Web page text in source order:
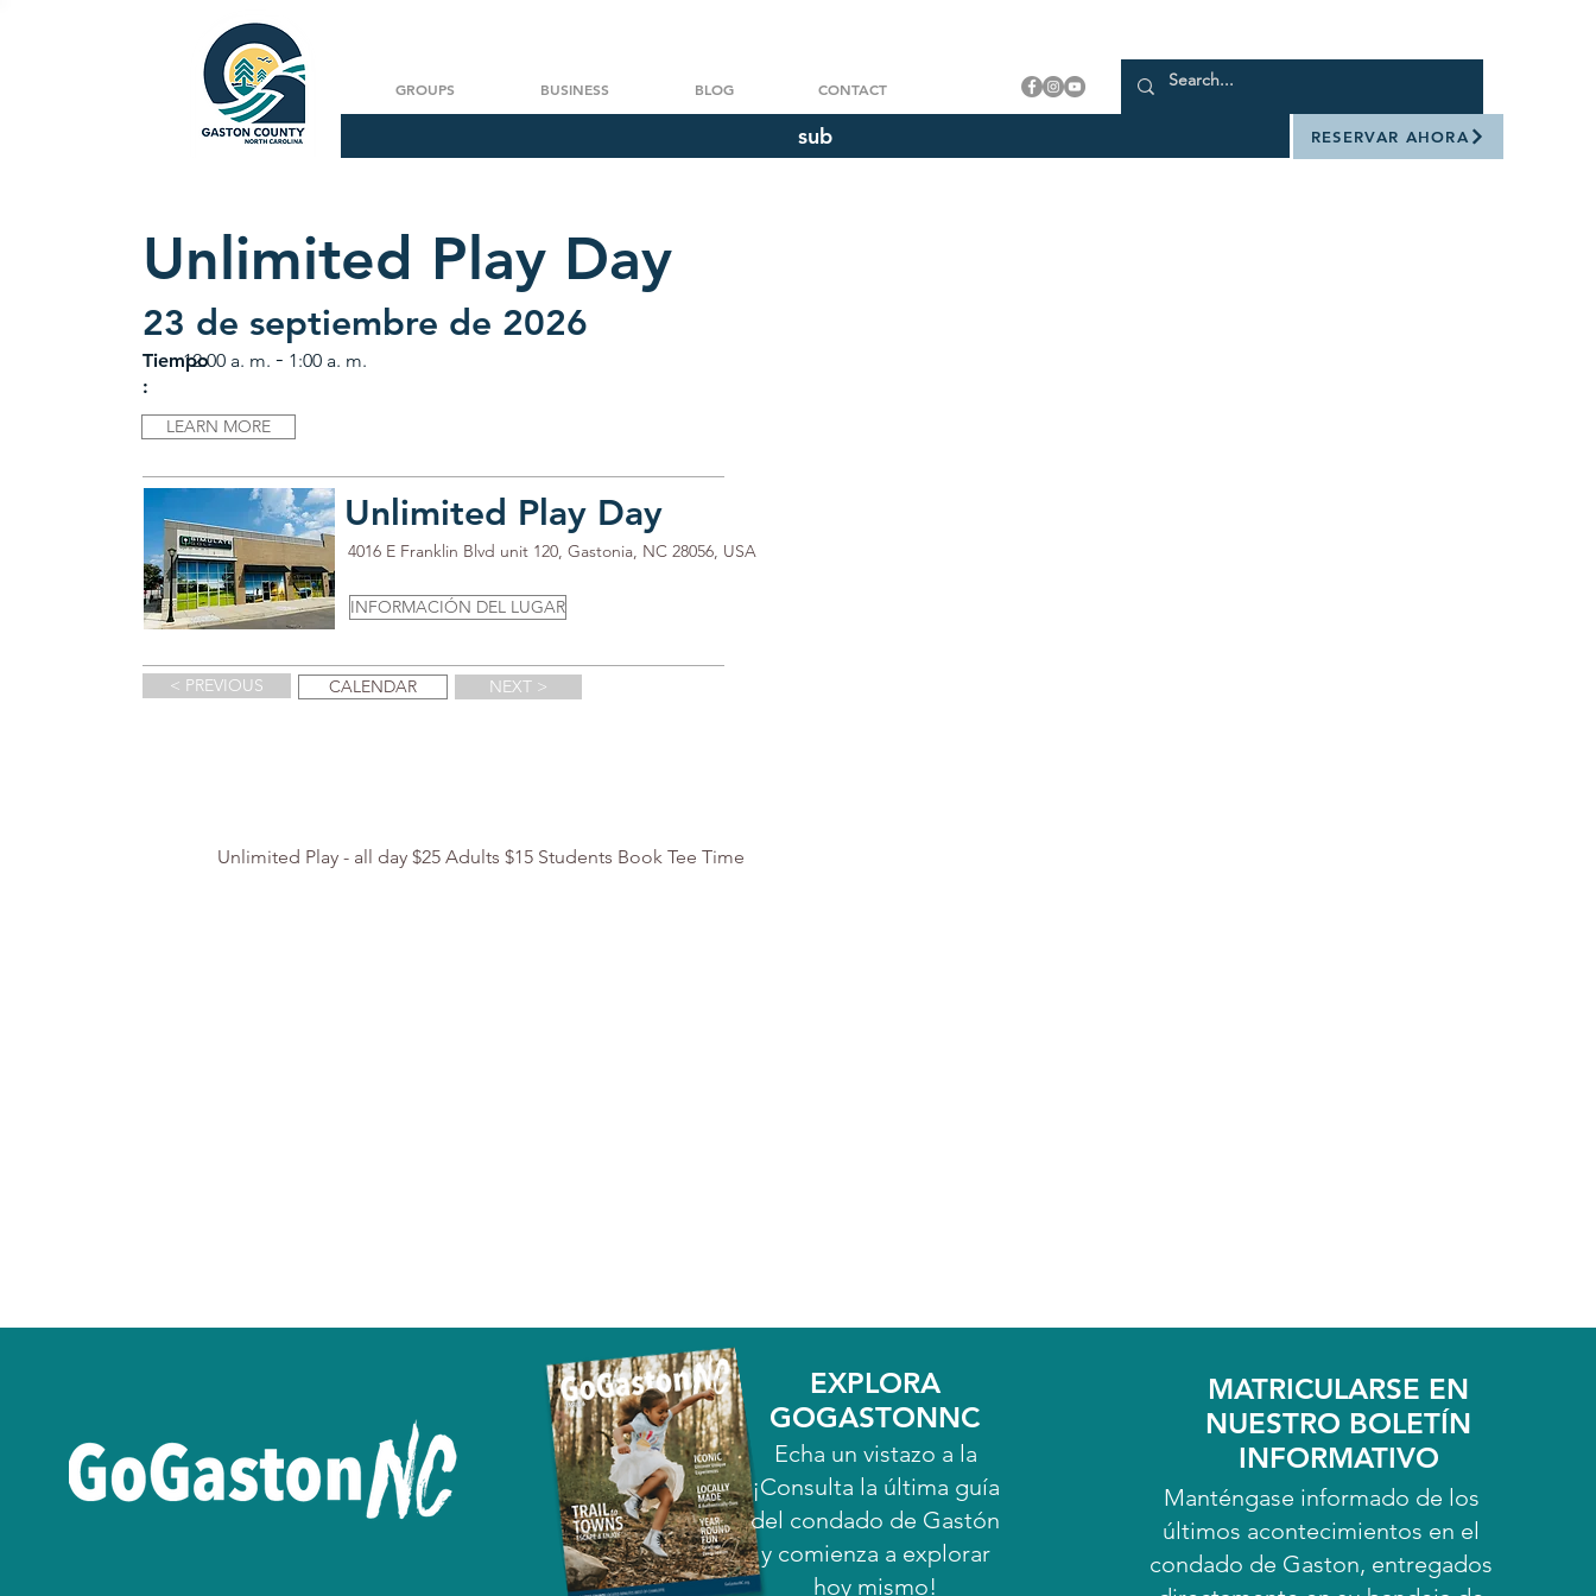
GROUPS BUSINESS BLOG CONTACT
sub RESERVAR AHORA
Unlimited Play Day
23 de septiembre de 2026
Tiempo
:
12:00 a. m. - 1:00 a. m.
LEARN MORE
Unlimited Play Day
4016 E Franklin Blvd unit 120, Gastonia, NC 28056, USA
INFORMACIÓN DEL LUGAR
< PREVIOUS CALENDAR NEXT >
Unlimited Play - all day $25 Adults $15 Students Book Tee Time
EXPLORA
GOGASTONNC
Echa un vistazo a la
¡Consulta la última guía
del condado de Gastón
y comienza a explorar
hoy mismo!
MATRICULARSE EN
NUESTRO BOLETÍN
INFORMATIVO
Manténgase informado de los
últimos acontecimientos en el
condado de Gaston, entregados